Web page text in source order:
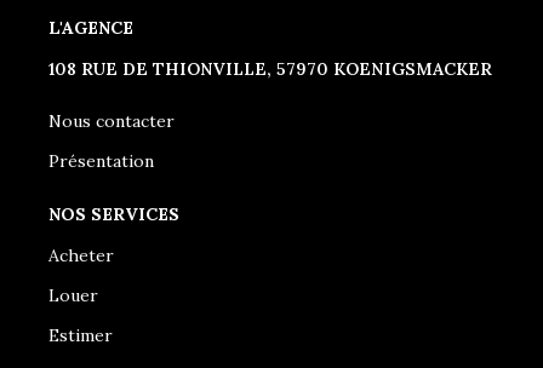
L'AGENCE
108 RUE DE THIONVILLE, 57970 KOENIGSMACKER
Nous contacter
Présentation
NOS SERVICES
Acheter
Louer
Estimer